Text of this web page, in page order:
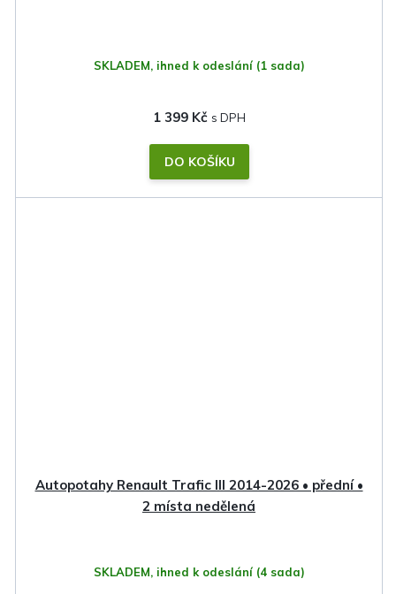
SKLADEM, ihned k odeslání (1 sada)
1 399 Kč
DO KOŠÍKU
Autopotahy Renault Trafic III 2014-2026 • přední •
2 místa nedělená
SKLADEM, ihned k odeslání (4 sada)